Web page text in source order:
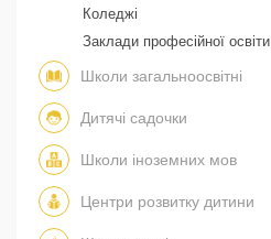
Коледжі
Заклади професійної освіти
Школи загальноосвітні
Дитячі садочки
Школи іноземних мов
Центри розвитку дитини